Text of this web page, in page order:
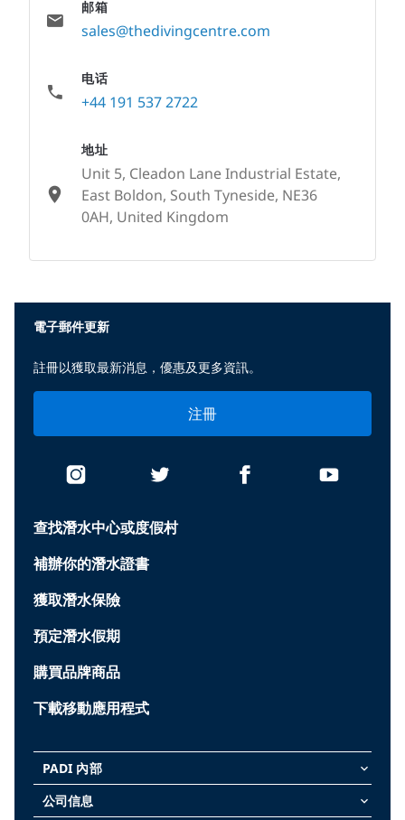
邮箱
sales@thedivingcentre.com
电话
+44 191 537 2722
地址
Unit 5, Cleadon Lane Industrial Estate,
East Boldon, South Tyneside, NE36
0AH, United Kingdom
查找潛水中心或度假村
補辦你的潛水證書
獲取潛水保險
預定潛水假期
購買品牌商品
下載移動應用程式
PADI 內部 keyboard_arrow_down
公司信息 keyboard_arrow_down
電子郵件更新
註冊以獲取最新消息，優惠及更多資訊。
注冊